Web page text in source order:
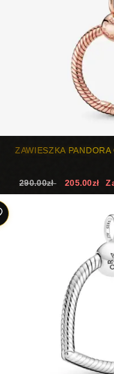
ZAWIESZKA
290.00zł 205.00zł